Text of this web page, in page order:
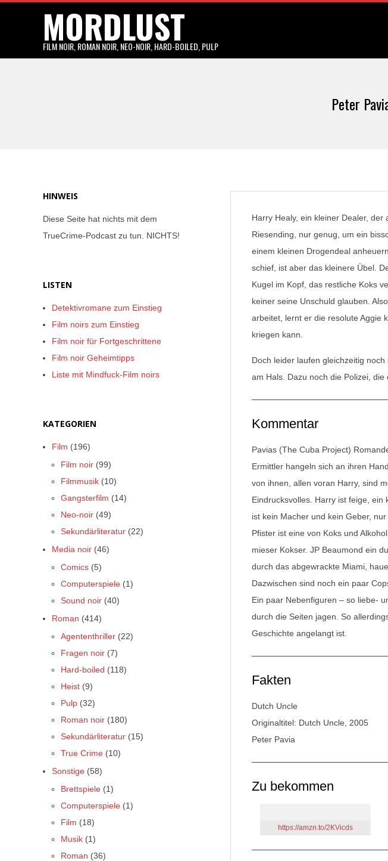
MORDLUST
FILM NOIR, ROMAN NOIR, NEO-NOIR, HARD-BOILED, PULP
Peter
Harry Healy, ein kleiner Dealer,
Riesending, nur genug, um ein
einem kleinen Drogendeal
schief, ist aber das kleinere Übel.
Kugel im Kopf, das restliche Koks
keiner seine Unschuld glauben.
arbeitet, lernt er die resolute Aggie
kriegen kann.
Doch leider laufen gleichzeitig
am Hals. Dazu noch die Polizei,
Kommentar
Pavias (The Cuba Project)
Ermittler hangeln sich an ihren
von ihnen, allen voran Harry, sind
Eindrucksvolles. Harry ist feige,
ist kein Macher und kein Geber,
Pfister ist eine von Koks und
mieser Kokser. JP Beaumond ein
durch das abgewrackte Miami,
Dazwischen sind noch ein paar
Ein paar Nebenfiguren – so liebe-
durch die Seiten jagen. So
Geschichte angelangt ist.
Fakten
Dutch Uncle
Originaltitel: Dutch Uncle, 2005
Peter Pavia
Zu bekommen
https://amzn.to/2KVicds
HINWEIS
Diese Seite hat nichts mit dem
TrueCrime-Podcast zu tun. NICHTS!
LISTEN
Detektivromane zum Einstieg
Film noirs zum Einstieg
Film noir für Fortgeschrittene
Film noir Geheimtipps
Liste mit Mindfuck-Film noirs
KATEGORIEN
Film (196)
Film noir (99)
Filmmusik (10)
Gangsterfilm (14)
Neo-noir (49)
Sekundärliteratur (22)
Media noir (46)
Comics (5)
Computerspiele (1)
Sound noir (40)
Roman (414)
Agententhriller (22)
Fragen noir (7)
Hard-boiled (118)
Heist (9)
Pulp (32)
Roman noir (180)
Sekundärliteratur (15)
True Crime (10)
Sonstige (58)
Brettspiele (1)
Computerspiele (1)
Film (18)
Musik (1)
Roman (36)